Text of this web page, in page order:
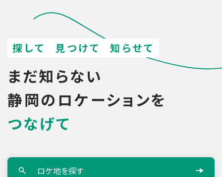
探して 見つけて 知らせて
まだ知らない
静岡のロケーションを
つなげて
ロケ地を探す